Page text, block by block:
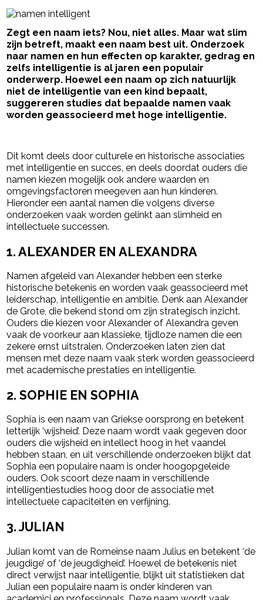
Zegt een naam iets? Nou, niet alles. Maar wat slim
zijn betreft, maakt een naam best uit. Onderzoek
naar namen en hun effecten op karakter, gedrag en
zelfs intelligentie is al jaren een populair
onderwerp. Hoewel een naam op zich natuurlijk
niet de intelligentie van een kind bepaalt,
suggereren studies dat bepaalde namen vaak
worden geassocieerd met hoge intelligentie.
Dit komt deels door culturele en historische associaties
met intelligentie en succes, en deels doordat ouders die
namen kiezen mogelijk ook andere waarden en
omgevingsfactoren meegeven aan hun kinderen.
Hieronder een aantal namen die volgens diverse
onderzoeken vaak worden gelinkt aan slimheid en
intellectuele successen.
1.ALEXANDER EN ALEXANDRA
Namen afgeleid van Alexander hebben een sterke
historische betekenis en worden vaak geassocieerd met
leiderschap, intelligentie en ambitie. Denk aan Alexander
de Grote, die bekend stond om zijn strategisch inzicht.
Ouders die kiezen voor Alexander of Alexandra geven
vaak de voorkeur aan klassieke, tijdloze namen die een
zekere ernst uitstralen. Onderzoeken laten zien dat
mensen met deze naam vaak sterk worden geassocieerd
met academische prestaties en intelligentie.
2.SOPHIE EN SOPHIA
Sophia is een naam van Griekse oorsprong en betekent
letterlijk ‘wijsheid’. Deze naam wordt vaak gegeven door
ouders die wijsheid en intellect hoog in het vaandel
hebben staan, en uit verschillende onderzoeken blijkt dat
Sophia een populaire naam is onder hoogopgeleide
ouders. Ook scoort deze naam in verschillende
intelligentiestudies hoog door de associatie met
intellectuele capaciteiten en verfijning.
3.JULIAN
Julian komt van de Romeinse naam Julius en betekent ‘de
jeugdige’ of ‘de jeugdigheid’. Hoewel de betekenis niet
direct verwijst naar intelligentie, blijkt uit statistieken dat
Julian een populaire naam is onder kinderen van